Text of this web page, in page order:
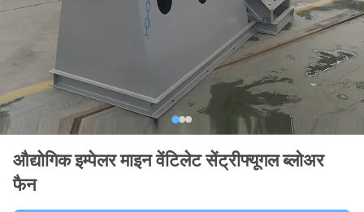
औद्योगिक इम्पेलर माइन वेंटिलेट सेंट्रीफ्यूगल ब्लोअर
फैन